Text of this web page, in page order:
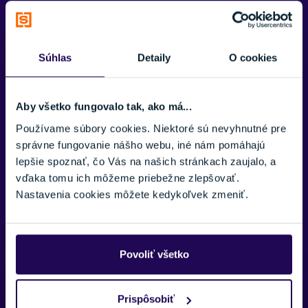
Súhlas Detaily O cookies
Aby všetko fungovalo tak, ako má...
Používame súbory cookies. Niektoré sú nevyhnutné pre
správne fungovanie nášho webu, iné nám pomáhajú
lepšie spoznať, čo Vás na našich stránkach zaujalo, a
vďaka tomu ich môžeme priebežne zlepšovať.
Nastavenia cookies môžete kedykoľvek zmeniť.
Povoliť všetko
Prispôsobiť
CENA VRÁTANE VIAZANIA
Áno, vrátane montáže
Detské
ÚROVEŇ LYŽIARA
Začiatočník,Mierne pokročilý
VÝSTUŽ LYŽE
Synflex Core, Výstuž z laminátu
TYP OBLÚKU/RÁDIU
Zobraziť viac
Potrebujete viac informácii? Sme tu